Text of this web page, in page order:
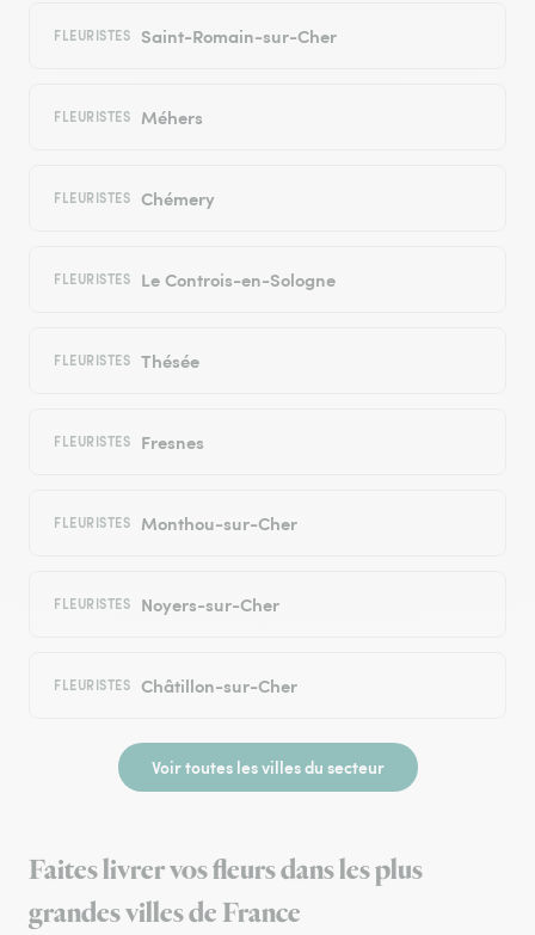
FLEURISTES Saint-Romain-sur-Cher
FLEURISTES Méhers
FLEURISTES Chémery
FLEURISTES Le Controis-en-Sologne
FLEURISTES Thésée
FLEURISTES Fresnes
FLEURISTES Monthou-sur-Cher
FLEURISTES Noyers-sur-Cher
FLEURISTES Châtillon-sur-Cher
Voir toutes les villes du secteur
Faites livrer vos fleurs dans les plus
grandes villes de France